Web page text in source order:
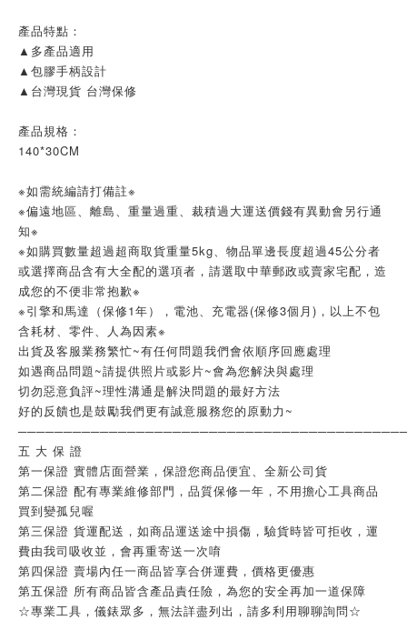
產品特點：
▲多產品適用
▲包膠手柄設計
▲台灣現貨 台灣保修
產品規格：
140*30CM
※如需統編請打備註※
※偏遠地區、離島、重量過重、裁積過大運送價錢有異動會另行通
知※
※如購買數量超過超商取貨重量5kg、物品單邊長度超過45公分者
或選擇商品含有大全配的選項者，請選取中華郵政或賣家宅配，造
成您的不便非常抱歉※
※引擎和馬達（保修1年），電池、充電器(保修3個月)，以上不包
含耗材、零件、人為因素※
出貨及客服業務繁忙~有任何問題我們會依順序回應處理
如遇商品問題~請提供照片或影片~會為您解決與處理
切勿惡意負評~理性溝通是解決問題的最好方法
好的反饋也是鼓勵我們更有誠意服務您的原動力~
五 大 保 證
第一保證 實體店面營業，保證您商品便宜、全新公司貨
第二保證 配有專業維修部門，品質保修一年，不用擔心工具商品
買到變孤兒喔
第三保證 貨運配送，如商品運送途中損傷，驗貨時皆可拒收，運
費由我司吸收並，會再重寄送一次唷
第四保證 賣場內任一商品皆享合併運費，價格更優惠
第五保證 所有商品皆含產品責任險，為您的安全再加一道保障
☆專業工具，儀錶眾多，無法詳盡列出，請多利用聊聊詢問☆